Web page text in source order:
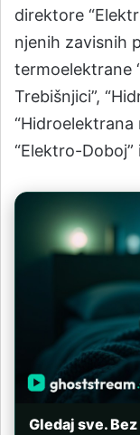
direktore
njenih zavisnih
termoelektrane
Trebišnjici”,
“Hidroelektrana
“Elektro-Doboj”
Gledaj sve.